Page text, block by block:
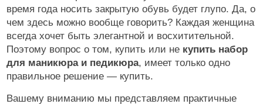
время года носить закрытую обувь будет глупо. Да, о
чем здесь можно вообще говорить? Каждая женщина
всегда хочет быть элегантной и восхитительной.
Поэтому вопрос о том, купить или не купить набор
для маникюра и педикюра, имеет только одно
правильное решение — купить.
Вашему вниманию мы представляем практичные